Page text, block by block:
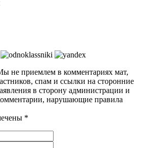
не приемлем в комментариях мат,
спам и ссылки на сторонние
в сторону администрации и
нарушающие правила
*